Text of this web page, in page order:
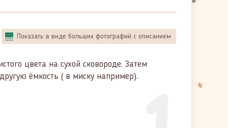
Показать в виде больших фотографий с описанием
цвета на сухой сковороде. Затем
ёмкость ( в миску например).